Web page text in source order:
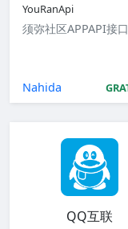
YouRanApi
须弥社区APPAPI接口
Nahida
QQ互联